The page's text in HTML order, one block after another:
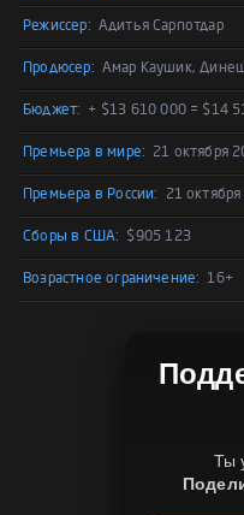
Режиссер: Адитья Сарпотдар
Продюсер: Амар Каушик,
Бюджет: + $13 610 000 = $14
Премьера в мире: 21 октября
Премьера в России: 21
Сборы в США: $905 123
Возрастное ограничение: 16+
Ты